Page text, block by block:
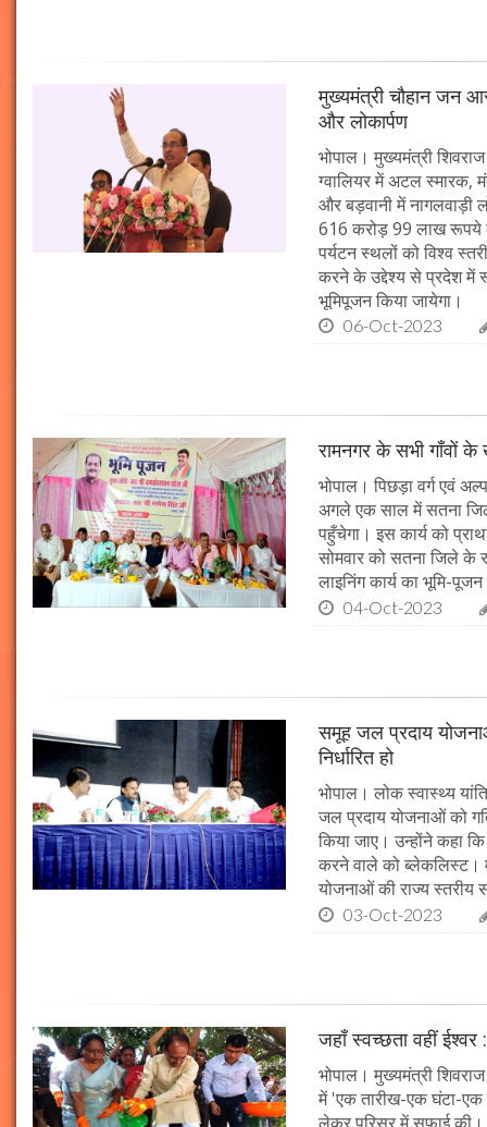
मुख्यमंत्री चौहान जन
और लोकार्पण
भोपाल। मुख्यमंत्री
ग्वालियर में अटल स्मारक,
और बड़वानी में
616 करोड़ 99 लाख रूपये
पर्यटन स्थलों को विश्व
करने के उद्देश्य से प्रदेश में
भूमिपूजन किया जायेगा।
06-Oct-2023
रामनगर के सभी गाँवों
भोपाल। पिछड़ा वर्ग एवं
अगले एक साल में सतना
पहुँचेगा। इस कार्य को
सोमवार को सतना जिले के
लाइनिंग कार्य का भूमि-
04-Oct-2023
समूह जल प्रदाय
निर्धारित हो
भोपाल। लोक स्वास्थ्य
जल प्रदाय योजनाओं को
किया जाए। उन्होंने कहा
करने वाले को ब्लेकलिस्ट।
योजनाओं की राज्य स्तरीय
03-Oct-2023
जहाँ स्वच्छता वहीं ईश्वर
भोपाल। मुख्यमंत्री
में 'एक तारीख-एक घंटा-एक